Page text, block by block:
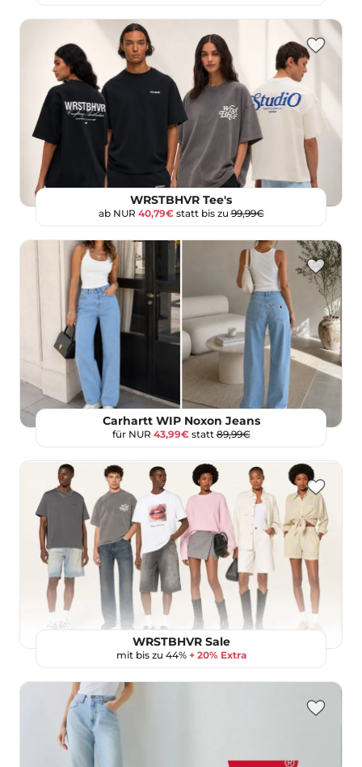
WRSTBHVR Tee's
ab NUR 40,79€statt bis zu99,99€
Carhartt WIP Noxon Jeans
für NUR 43,99€statt89,99€
WRSTBHVR Sale
mit bis zu 44% + 20% Extra